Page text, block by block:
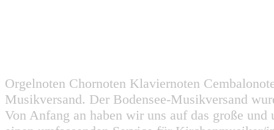
Orgelnoten Chornoten Klaviernoten
Musikversand. Der Bodensee-Musikversand
Von Anfang an haben wir uns auf das große